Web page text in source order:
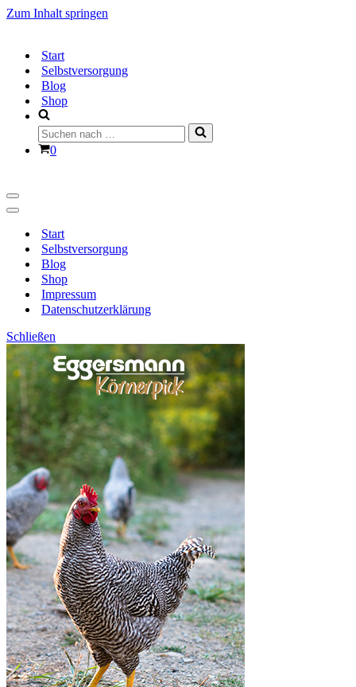
Zum Inhalt springen
Start
Selbstversorgung
Blog
Shop
Suchen
nach …
Warenkorb
0
Navigationsmenü
Navigationsmenü
Start
Selbstversorgung
Blog
Shop
Impressum
Datenschutzerklärung
Schließen